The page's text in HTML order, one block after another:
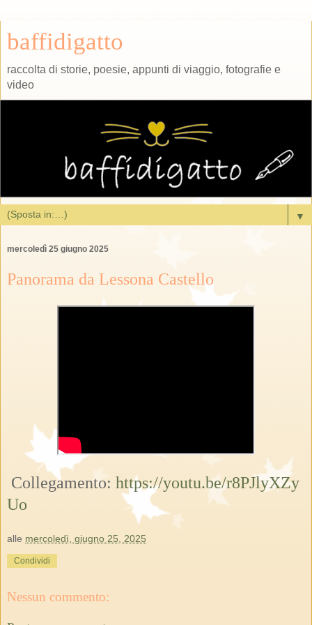
baffidigatto
raccolta di storie, poesie, appunti di viaggio, fotografie e
video
▼
mercoledì 25 giugno 2025
Panorama da Lessona Castello
Collegamento: https://youtu.be/r8PJlyXZy
Uo
alle mercoledì, giugno 25, 2025
Condividi
Nessun commento: